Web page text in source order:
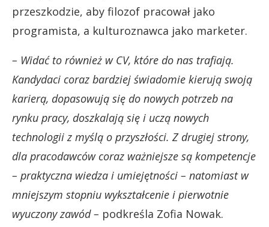
przeszkodzie, aby filozof pracował jako
programista, a kulturoznawca jako marketer.
– Widać to również w CV, które do nas trafiają.
Kandydaci coraz bardziej świadomie kierują swoją
karierą, dopasowują się do nowych potrzeb na
rynku pracy, doszkalają się i uczą nowych
technologii z myślą o przyszłości. Z drugiej strony,
dla pracodawców coraz ważniejsze są kompetencje
– praktyczna wiedza i umiejętności – natomiast w
mniejszym stopniu wykształcenie i pierwotnie
wyuczony zawód – podkreśla Zofia Nowak.